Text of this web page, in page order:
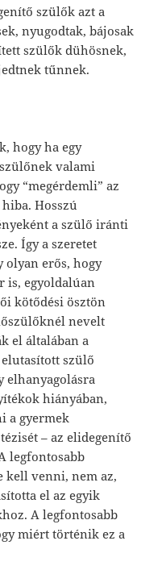
szülők azt a
nyugodtak, bájosak
szülők dühösnek,
tűnnek.
hogy ha egy
valami
“megérdemli” az
Hosszú
a szülő iránti
Így a szeretet
olyan erős, hogy
is, egyoldalúan
kötődési ösztön
nevelt
el általában a
szülő
elhanyagolásra
hiányában,
a gyermek
– az elidegenítő
legfontosabb
kell venni, nem az,
el az egyik
A legfontosabb
miért történik ez a